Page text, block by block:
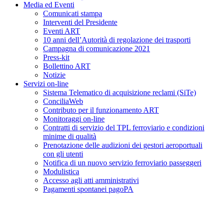
Media ed Eventi
Comunicati stampa
Interventi del Presidente
Eventi ART
10 anni dell’Autorità di regolazione dei trasporti
Campagna di comunicazione 2021
Press-kit
Bollettino ART
Notizie
Servizi on-line
Sistema Telematico di acquisizione reclami (SiTe)
ConciliaWeb
Contributo per il funzionamento ART
Monitoraggi on-line
Contratti di servizio del TPL ferroviario e condizioni
minime di qualità
Prenotazione delle audizioni dei gestori aeroportuali
con gli utenti
Notifica di un nuovo servizio ferroviario passeggeri
Modulistica
Accesso agli atti amministrativi
Pagamenti spontanei pagoPA